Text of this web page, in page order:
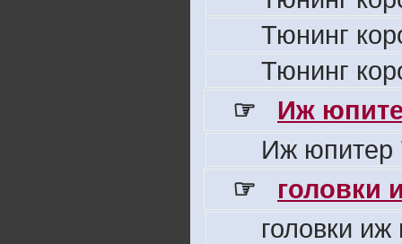
Тюнинг
Тюнинг
☞
Иж
Иж юпитер
☞
головки
головки